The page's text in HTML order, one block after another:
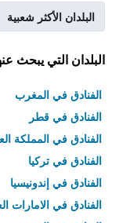
البلدان الأكثر شعبية
البلدان التي يبحث
الفنادق في المغرب
الفنادق في قطر
الفنادق في المملكة
الفنادق في تركيا
الفنادق في إندونيسيا
الفنادق في الامارات